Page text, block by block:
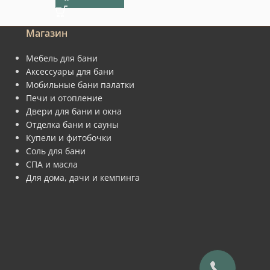
Магазин
Мебель для бани
Аксессуары для бани
Мобильные бани палатки
Печи и отопление
Двери для бани и окна
Отделка бани и сауны
Купели и фитобочки
Соль для бани
СПА и масла
Для дома, дачи и кемпинга